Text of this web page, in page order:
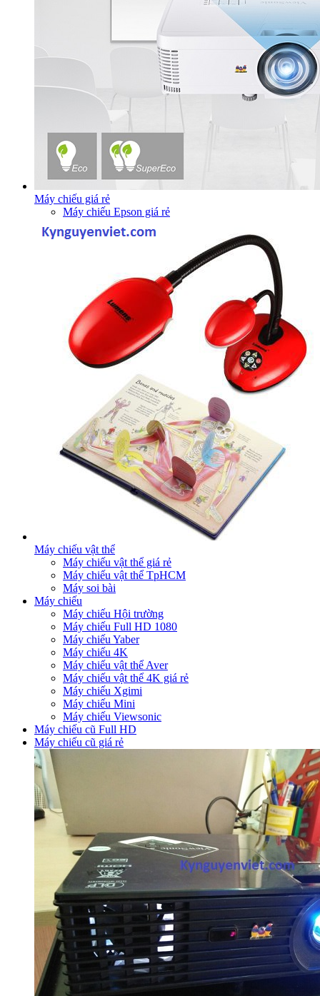
Máy chiếu giá rẻ
Máy chiếu Epson giá rẻ
Máy chiếu vật thể
Máy chiếu vật thể giá rẻ
Máy chiếu vật thể TpHCM
Máy soi bài
Máy chiếu
Máy chiếu Hội trường
Máy chiếu Full HD 1080
Máy chiếu Yaber
Máy chiếu 4K
Máy chiếu vật thể Aver
Máy chiếu vật thể 4K giá rẻ
Máy chiếu Xgimi
Máy chiếu Mini
Máy chiếu Viewsonic
Máy chiếu cũ Full HD
Máy chiếu cũ giá rẻ